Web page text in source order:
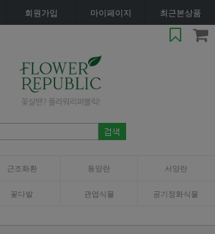
회원가입 마이페이지 최근본상품
근조화환 동양란 서양란
꽃다발 관엽식물 공기정화식물